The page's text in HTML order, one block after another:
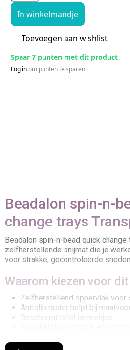
In winkelmandje
Toevoegen aan wishlist
Spaar 7 punten met dit product
Log inom punten te sparen.
Beadalon spin-n-
change trays
Beadalon spin-n-bead quick change
zelfherstellende snijmat die je
voor strakke, gecontroleerde
Waarom kiezen voor
Zelfherstellend oppervlak voor
Antislip raster helpt bij
Beschermt tafel en mesjes
Duurzame kwaliteit –